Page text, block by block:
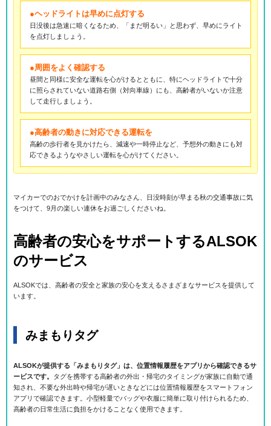
●ヘッドライトは早めに点灯する
日没後は急速に暗くなるため、「まだ明るい」と思わず、早めにライト
を点灯しましょう。
●周囲をよく確認する
昼間と同様に安全な運転を心がけるとともに、特にヘッドライトで十分
に照らされていない道路右側（対向車線）にも、高齢者がいないか注意
して走行しましょう。
●高齢者の動きに対応できる運転を
高齢の歩行者を見かけたら、減速や一時停止など、予想外の動きにも対
応できるようなやさしい運転を心がけてください。
マイカーでのおでかけを計画中のみなさん、日没時刻が早まる秋の交通事故に気
をつけて、9月の楽しい連休をお過ごしくださいね。
高齢者の安心をサポートするALSOK
のサービス
ALSOKでは、高齢者の安全と家族の安心を支えるさまざまなサービスを提供して
います。
みまもりタグ
ALSOKが提供する「みまもりタグ」は、位置情報履歴をアプリから確認できるサ
ービスです。 タグを携帯する高齢者の外出・帰宅のタイミングが家族に自動で通
知され、不要な外出時や帰宅が遅いときなどには位置情報履歴をスマートフォン
アプリで確認できます。小型軽量でバッグや衣服に簡単に取り付けられるため、
高齢者の日常生活に負担をかけることなく使用できます。